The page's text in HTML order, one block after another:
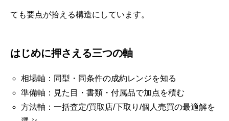
ても要点が拾える構造にしています。
はじめに押さえる三つの軸
相場軸：同型・同条件の成約レンジを知る
準備軸：見た目・書類・付属品で加点を積む
方法軸：一括査定/買取店/下取り/個人売買の最適解を